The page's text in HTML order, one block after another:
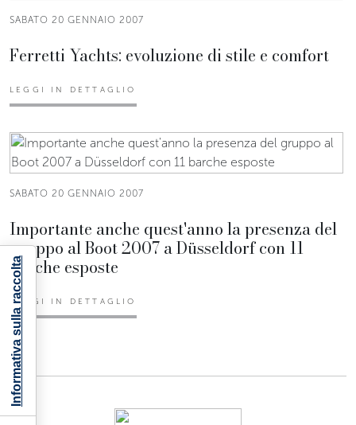
SABATO 20 GENNAIO 2007
Ferretti Yachts: evoluzione di stile e comfort
LEGGI IN DETTAGLIO
SABATO 20 GENNAIO 2007
Importante anche quest'anno la presenza del
gruppo al Boot 2007 a Düsseldorf con 11
barche esposte
LEGGI IN DETTAGLIO
Informativa sulla raccolta